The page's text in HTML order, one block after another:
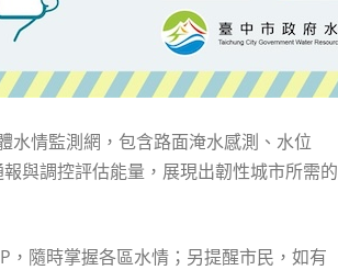
水情監測網，包含路面淹水感測、水位
與調控評估能量，展現出韌性城市所需的
隨時掌握各區水情；另提醒市民，如有